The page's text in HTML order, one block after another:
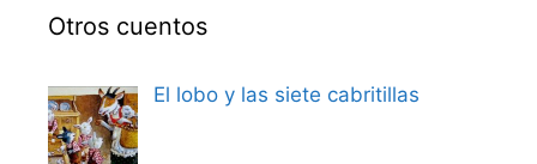
Otros cuentos
El lobo y las siete cabritillas